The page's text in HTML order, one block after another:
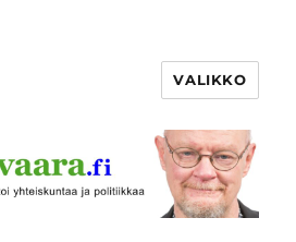
VALIKKO